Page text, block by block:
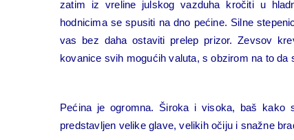
zatim iz vreline julskog vazduha kročiti u
hodnicima se spusiti na dno pećine. Silne
vas bez daha ostaviti prelep prizor. Zevsov
kovanice svih mogućih valuta, s obzirom na to
Pećina je ogromna. Široka i visoka, baš
predstavljen velike glave, velikih očiju i snažne